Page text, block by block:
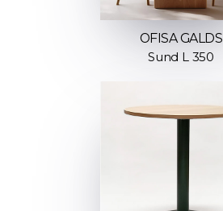
OFISA GALDS
Sund L 350